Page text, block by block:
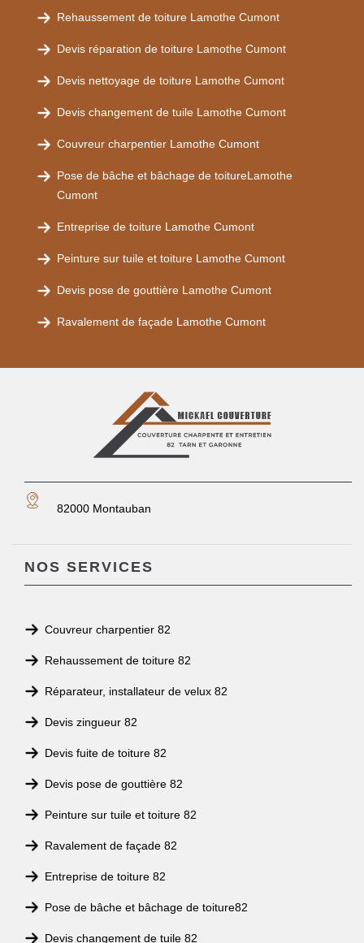
Rehaussement de toiture Lamothe Cumont
Devis réparation de toiture Lamothe Cumont
Devis nettoyage de toiture Lamothe Cumont
Devis changement de tuile Lamothe Cumont
Couvreur charpentier Lamothe Cumont
Pose de bâche et bâchage de toitureLamothe
Cumont
Entreprise de toiture Lamothe Cumont
Peinture sur tuile et toiture Lamothe Cumont
Devis pose de gouttière Lamothe Cumont
Ravalement de façade Lamothe Cumont
82000 Montauban
NOS SERVICES
Couvreur charpentier 82
Rehaussement de toiture 82
Réparateur, installateur de velux 82
Devis zingueur 82
Devis fuite de toiture 82
Devis pose de gouttière 82
Peinture sur tuile et toiture 82
Ravalement de façade 82
Entreprise de toiture 82
Pose de bâche et bâchage de toiture82
Devis changement de tuile 82